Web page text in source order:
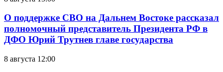
О поддержке СВО на Дальнем Востоке рассказал
полномочный представитель Президента РФ в
ДФО Юрий Трутнев главе государства
8 августа 12:00